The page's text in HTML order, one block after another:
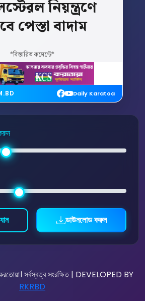
নিয়ন্ত্রণে
পেস্তাবাদাম
*বিস্তারিত কমেন্টে*
Daily Karatoa
ডাউনলোড করুন
সর্বস্বত্ব সংরক্ষিত | DEVELOPED BY
RKRBD